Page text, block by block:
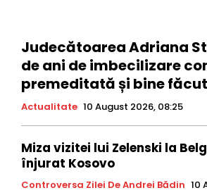
Judecătoarea Adriana
de ani de imbecilizare
premeditată și bine
Actualitate 10 August 2026, 08:25
Miza vizitei lui Zelenski la
înjurat Kosovo
Controversa Zilei De Andrei Bădin 10